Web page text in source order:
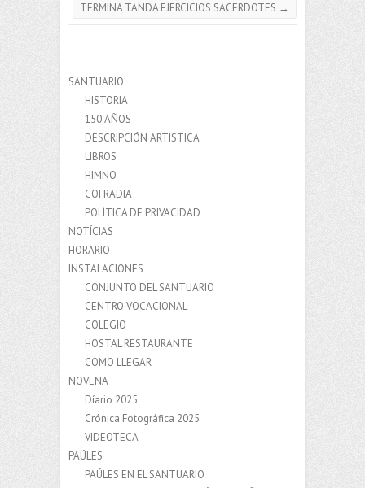
TERMINA TANDA EJERCICIOS SACERDOTES →
SANTUARIO
HISTORIA
150 AÑOS
DESCRIPCIÓN ARTISTICA
LIBROS
HIMNO
COFRADIA
POLÍTICA DE PRIVACIDAD
NOTÍCIAS
HORARIO
INSTALACIONES
CONJUNTO DEL SANTUARIO
CENTRO VOCACIONAL
COLEGIO
HOSTAL RESTAURANTE
COMO LLEGAR
NOVENA
Díario 2025
Crónica Fotográfica 2025
VIDEOTECA
PAÚLES
PAÚLES EN EL SANTUARIO